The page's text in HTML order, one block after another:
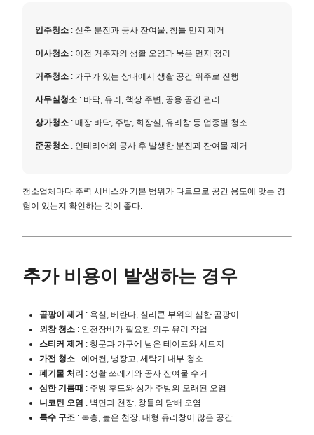
입주청소 : 신축 분진과 공사 잔여물, 창틀 먼지 제거
이사청소 : 이전 거주자의 생활 오염과 묵은 먼지 정리
거주청소 : 가구가 있는 상태에서 생활 공간 위주로 진행
사무실청소 : 바닥, 유리, 책상 주변, 공용 공간 관리
상가청소 : 매장 바닥, 주방, 화장실, 유리창 등 업종별 청소
준공청소 : 인테리어와 공사 후 발생한 분진과 잔여물 제거
청소업체마다 주력 서비스와 기본 범위가 다르므로 공간 용도에 맞는 경
험이 있는지 확인하는 것이 좋다.
추가 비용이 발생하는 경우
곰팡이 제거 : 욕실, 베란다, 실리콘 부위의 심한 곰팡이
외창 청소 : 안전장비가 필요한 외부 유리 작업
스티커 제거 : 창문과 가구에 남은 테이프와 시트지
가전 청소 : 에어컨, 냉장고, 세탁기 내부 청소
폐기물 처리 : 생활 쓰레기와 공사 잔여물 수거
심한 기름때 : 주방 후드와 상가 주방의 오래된 오염
니코틴 오염 : 벽면과 천장, 창틀의 담배 오염
특수 구조 : 복층, 높은 천장, 대형 유리창이 많은 공간